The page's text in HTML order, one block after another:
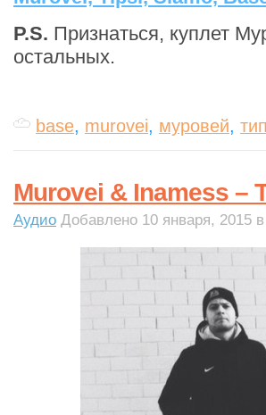
P.S. Признаться, куплет
остальных.
base, murovei, муровей,
Murovei & Inamess –
Аудио Добавлено 10 января, 2015